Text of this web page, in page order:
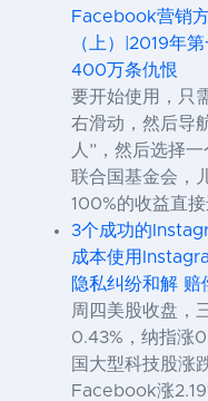
Facebook营销
（上）|2019年
400万条仇恨
要开始使用，只
右滑动，然后导
人”，然后选择
联合国基金会，
100%的收益直
3个成功的
成本使用
隐私纠纷和解 赔
周四美股收盘，
0.43%，纳指涨
国大型科技股涨
Facebook涨